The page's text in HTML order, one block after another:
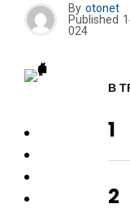
By otonet
Published
024
В